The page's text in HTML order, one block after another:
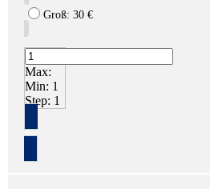
Groß: 30 €
Max:
Min: 1
Step: 1
+